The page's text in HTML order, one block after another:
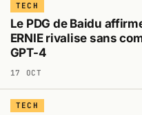
TECH
Le PDG de Baidu
ERNIE rivalise sans
GPT-4
17 OCT
TECH